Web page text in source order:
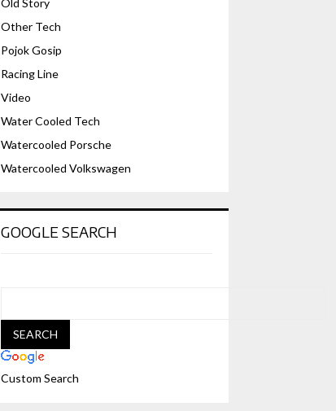
Other Tech
Pojok Gosip
Racing Line
Video
Water Cooled Tech
Watercooled Porsche
Watercooled Volkswagen
GOOGLE SEARCH
Custom Search